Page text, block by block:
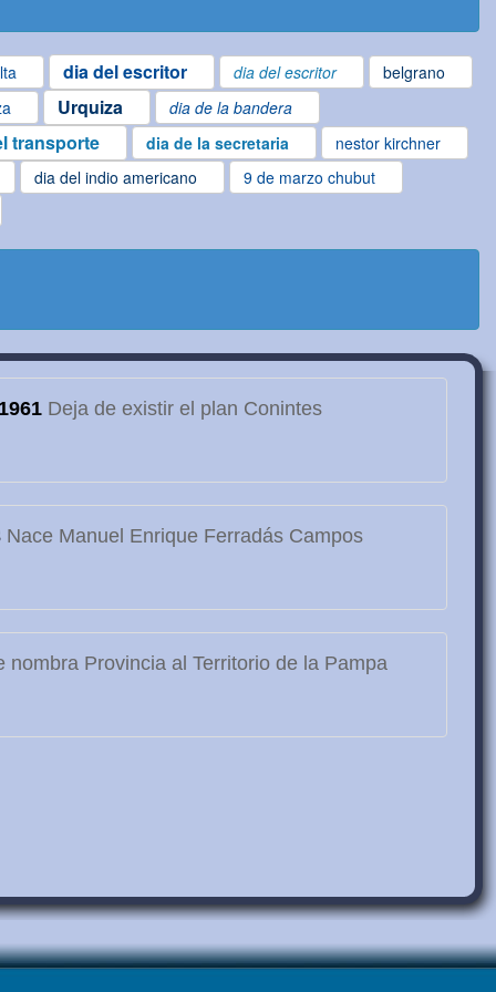
dia del escritor dia del escritor
belgrano
Urquiza
dia de la bandera
transporte dia de la secretaria
nestor kirchner
dia del indio americano
9 de marzo chubut
1961Deja de existir el plan Conintes
Nace Manuel Enrique Ferradás Campos
nombra Provincia al Territorio de la Pampa